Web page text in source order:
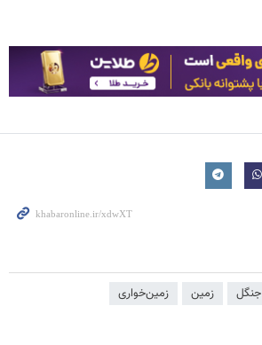
جنگل زمین زمین‌خواری